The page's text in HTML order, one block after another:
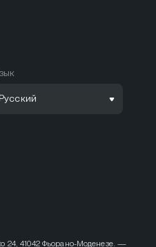
Русский
24, 41042 Фьорано-Моденезе. —